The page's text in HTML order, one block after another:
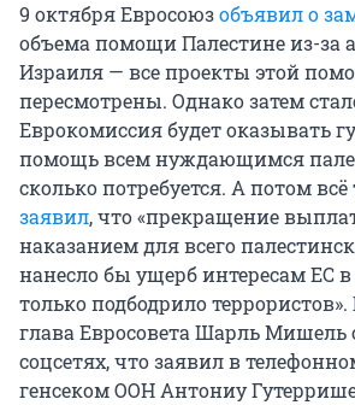
9 октября Евросоюзобъявил о
объема помощи Палестине из-за
Израиля — все проекты этой
пересмотрены. Однако затем
Еврокомиссия будет оказывать
помощь всем нуждающимся
сколько потребуется. А потом
заявил, что «прекращение
наказанием для всего
нанесло бы ущерб интересам ЕС в
только подбодрило
глава Евросовета Шарль Мишель
соцсетях, что заявил в
генсеком ООН Антониу